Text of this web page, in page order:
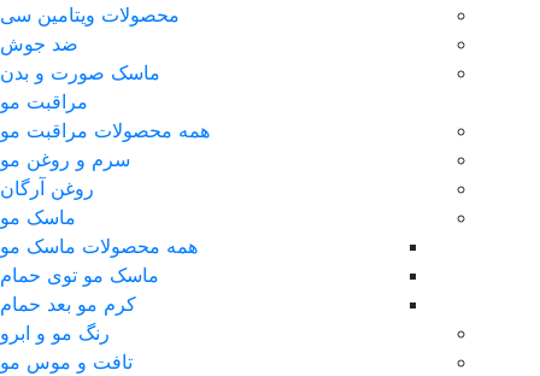
محصولات ویتامین سی
ضد جوش
ماسک صورت و بدن
مراقبت مو
همه محصولات مراقبت مو
سرم و روغن مو
روغن آرگان
ماسک مو
همه محصولات ماسک مو
ماسک مو توی حمام
کرم مو بعد حمام
رنگ مو و ابرو
تافت و موس مو